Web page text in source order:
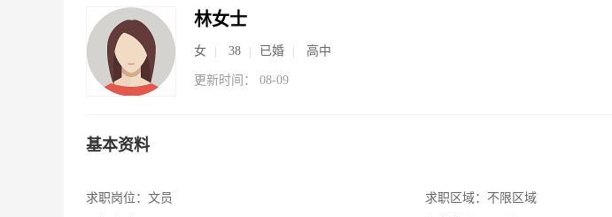
林女士
女 38 已婚 高中
更新时间： 08-09
基本资料
求职岗位： 文员
求职区域： 不限区域